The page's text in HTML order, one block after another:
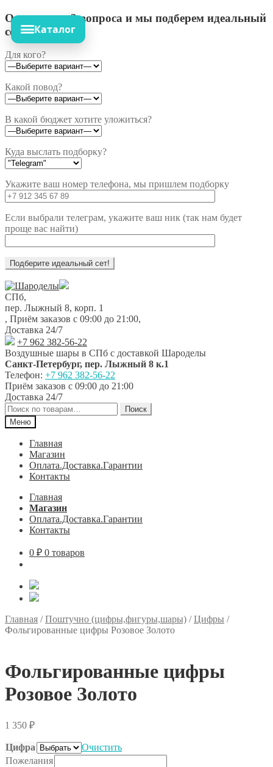
Ответьте на 3 вопроса и мы подберем идеальный
сет!
Для кого?
Какой повод?
В какой бюджет хотите уложиться?
Куда выслать подборку?
Укажите ваш номер телефона, мы пришлем подборку
Если выбрали телеграм, укажите ваш ник (так нам будет
проще вас найти)
Перейти
к
навигации
Перейти
к
содержимому
СПб,
пер. Лыжный 8, корп. 1
, Приём заказов с 09:00 до 21:00,
Доставка 24/7
+7 962 382-56-22
Воздушные шары в СПб с доставкой Шароделы
Санкт-Петербург, пер. Лыжный 8 к.1
Телефон: +7 962 382-56-22
Приём заказов с 09:00 до 21:00
Доставка 24/7
Искать:
Поиск
Меню
Главная
Магазин
Оплата.Доставка.Гарантии
Контакты
Главная
Магазин
Оплата.Доставка.Гарантии
Контакты
0 ₽ 0 товаров
Каталог
Главная /Поштучно (цифры,фигуры,шары) /Цифры /
Фольгированные цифры Розовое Золото
Фольгированные цифры
Розовое Золото
1 350 ₽
Цифра
Очистить
Пожелания